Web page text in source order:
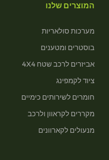
המוצרים שלנו
מערכות סולאריות
בוסטרים ומטענים
אביזרים לרכב שטח 4X4
ציוד לקמפינג
חומרים לשירותים כימיים
מקררים לקראוון ולרכב
מנעולים לקארוונים